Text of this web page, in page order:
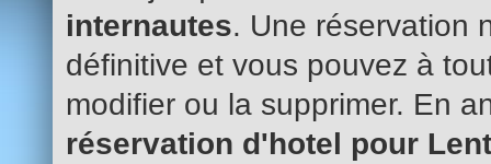
internautes. Une réservation
définitive et vous pouvez à
modifier ou la supprimer. En
réservation d'hotel pour